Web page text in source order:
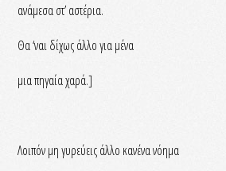
ανάμεσα στ’ αστέρια.
Θα ‘ναι δίχως άλλο για μένα
μια πηγαία χαρά.]
Λοιπόν μη γυρεύεις άλλο κανένα νόημα